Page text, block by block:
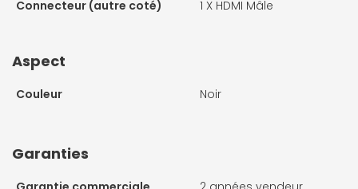
Connecteur (autre coté)
1 X HDMI Mâle
Aspect
Couleur Noir
Garanties